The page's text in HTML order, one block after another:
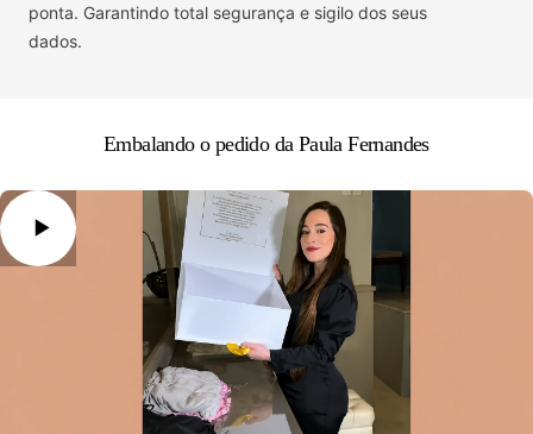
ponta. Garantindo total segurança e sigilo dos seus
dados.
Embalando o pedido da Paula Fernandes